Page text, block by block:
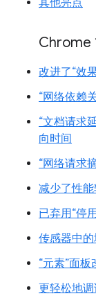
Chrome
改进了“效
“网络依赖
“文档请求
向时间
“网络请求
减少了性
已弃用“停
传感器中
“元素”面板
更轻松地